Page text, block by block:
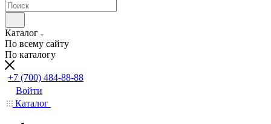
Каталог
По всему сайту
По каталогу
+7 (700) 484-88-88
Войти
Каталог